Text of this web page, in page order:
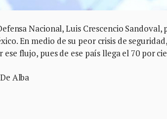
Nacional, Luis Crescencio
En medio de su peor crisis de
ese flujo, pues de ese país llega el 70 por
Alba